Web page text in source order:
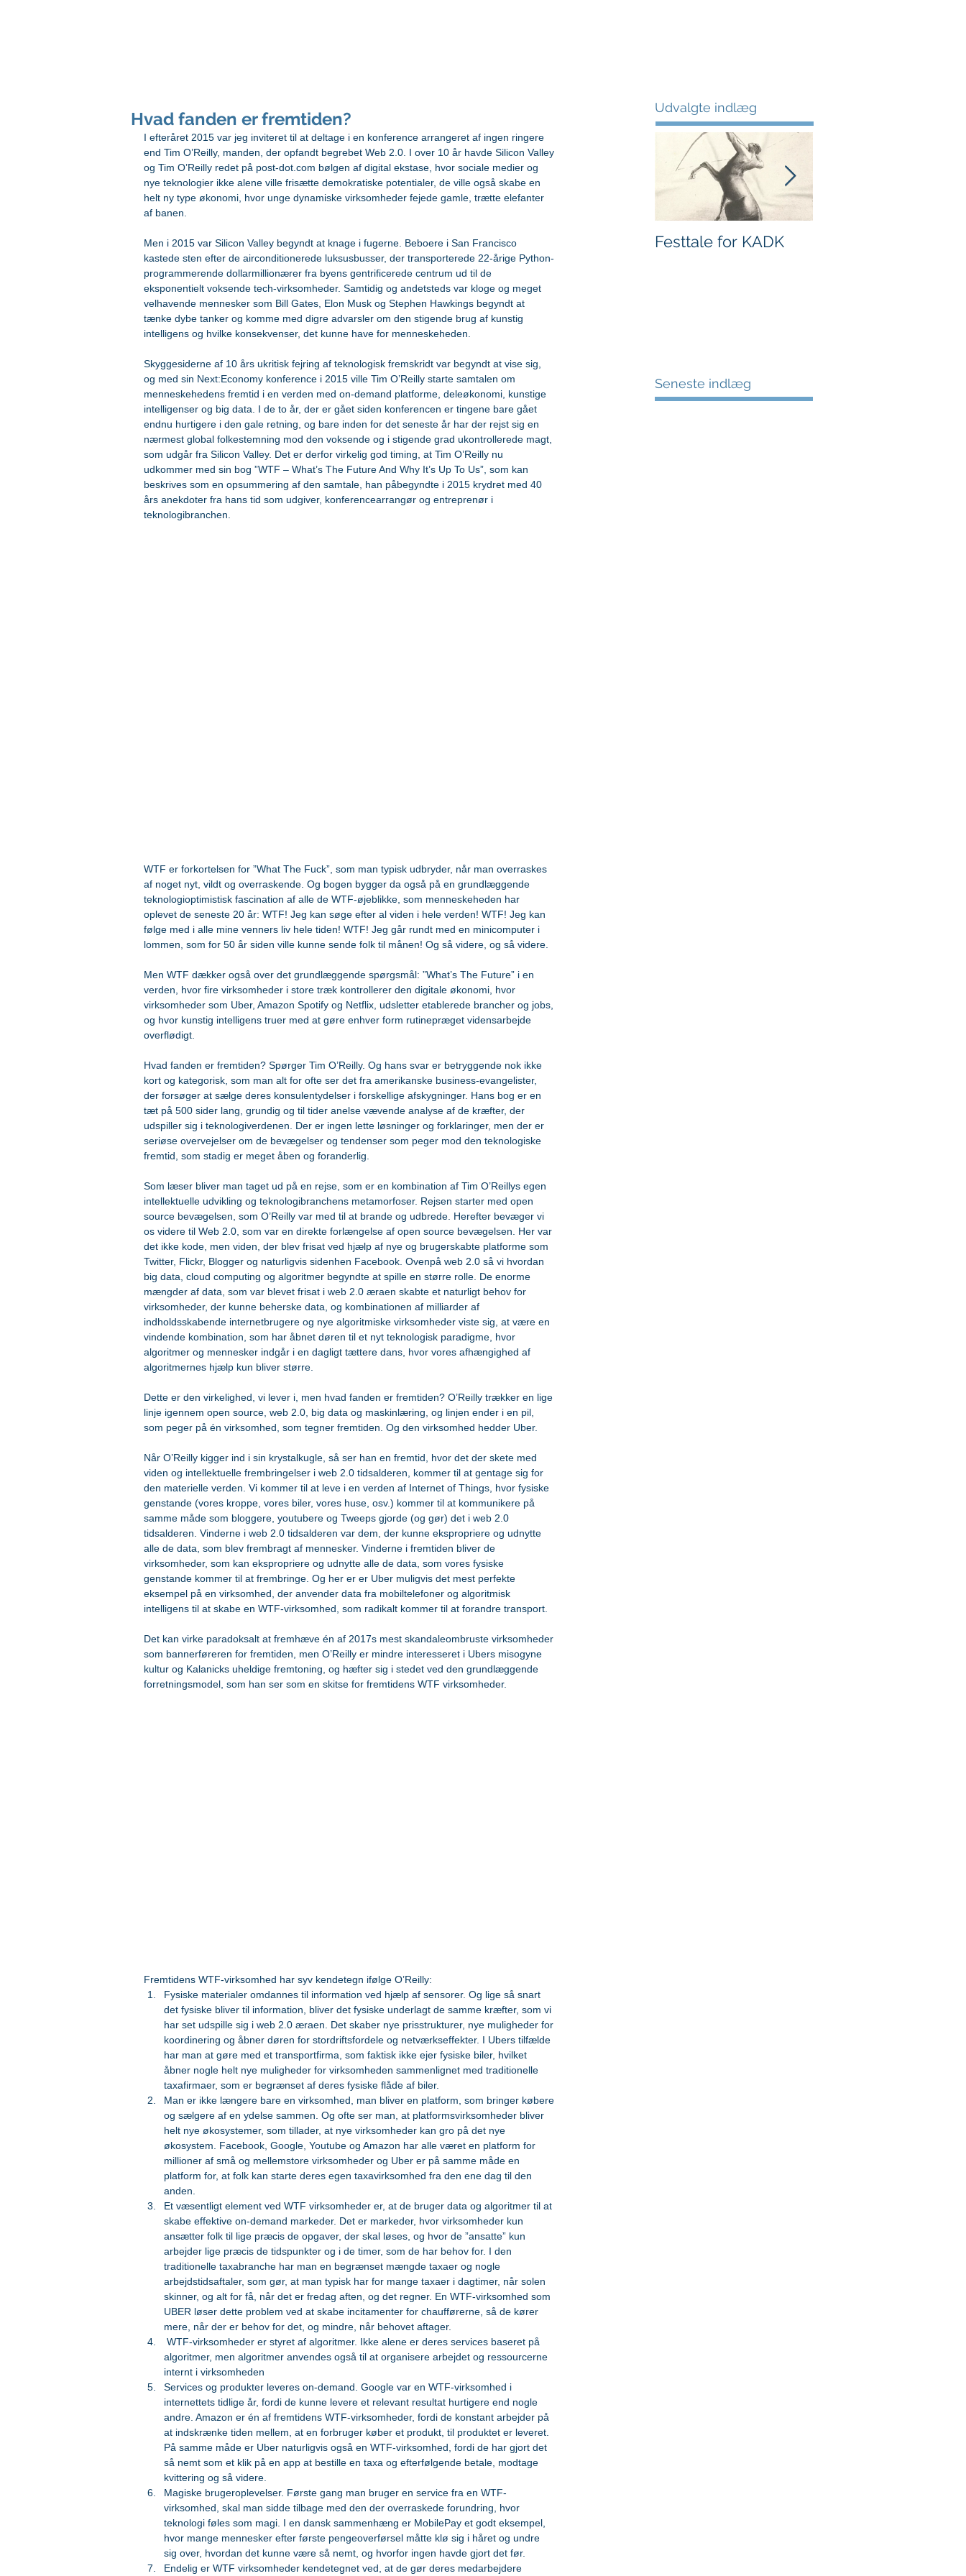
Hvad fanden er fremtiden?
I efteråret 2015 var jeg inviteret til at deltage i en konference arrangeret af ingen ringere
end Tim O’Reilly, manden, der opfandt begrebet Web 2.0. I over 10 år havde Silicon Valley
og Tim O’Reilly redet på post-dot.com bølgen af digital ekstase, hvor sociale medier og
nye teknologier ikke alene ville frisætte demokratiske potentialer, de ville også skabe en
helt ny type økonomi, hvor unge dynamiske virksomheder fejede gamle, trætte elefanter
af banen.
Men i 2015 var Silicon Valley begyndt at knage i fugerne. Beboere i San Francisco
kastede sten efter de airconditionerede luksusbusser, der transporterede 22-årige Python-
programmerende dollarmillionærer fra byens gentrificerede centrum ud til de
eksponentielt voksende tech-virksomheder. Samtidig og andetsteds var kloge og meget
velhavende mennesker som Bill Gates, Elon Musk og Stephen Hawkings begyndt at
tænke dybe tanker og komme med digre advarsler om den stigende brug af kunstig
intelligens og hvilke konsekvenser, det kunne have for menneskeheden.
Skyggesiderne af 10 års ukritisk fejring af teknologisk fremskridt var begyndt at vise sig,
og med sin Next:Economy konference i 2015 ville Tim O’Reilly starte samtalen om
menneskehedens fremtid i en verden med on-demand platforme, deleøkonomi, kunstige
intelligenser og big data. I de to år, der er gået siden konferencen er tingene bare gået
endnu hurtigere i den gale retning, og bare inden for det seneste år har der rejst sig en
nærmest global folkestemning mod den voksende og i stigende grad ukontrollerede magt,
som udgår fra Silicon Valley. Det er derfor virkelig god timing, at Tim O’Reilly nu
udkommer med sin bog ”WTF – What’s The Future And Why It’s Up To Us”, som kan
beskrives som en opsummering af den samtale, han påbegyndte i 2015 krydret med 40
års anekdoter fra hans tid som udgiver, konferencearrangør og entreprenør i
teknologibranchen.
WTF er forkortelsen for ”What The Fuck”, som man typisk udbryder, når man overraskes
af noget nyt, vildt og overraskende. Og bogen bygger da også på en grundlæggende
teknologioptimistisk fascination af alle de WTF-øjeblikke, som menneskeheden har
oplevet de seneste 20 år: WTF! Jeg kan søge efter al viden i hele verden! WTF! Jeg kan
følge med i alle mine venners liv hele tiden! WTF! Jeg går rundt med en minicomputer i
lommen, som for 50 år siden ville kunne sende folk til månen! Og så videre, og så videre.
Men WTF dækker også over det grundlæggende spørgsmål: ”What’s The Future” i en
verden, hvor fire virksomheder i store træk kontrollerer den digitale økonomi, hvor
virksomheder som Uber, Amazon Spotify og Netflix, udsletter etablerede brancher og jobs,
og hvor kunstig intelligens truer med at gøre enhver form rutinepræget vidensarbejde
overflødigt.
Hvad fanden er fremtiden? Spørger Tim O’Reilly. Og hans svar er betryggende nok ikke
kort og kategorisk, som man alt for ofte ser det fra amerikanske business-evangelister,
der forsøger at sælge deres konsulentydelser i forskellige afskygninger. Hans bog er en
tæt på 500 sider lang, grundig og til tider anelse vævende analyse af de kræfter, der
udspiller sig i teknologiverdenen. Der er ingen lette løsninger og forklaringer, men der er
seriøse overvejelser om de bevægelser og tendenser som peger mod den teknologiske
fremtid, som stadig er meget åben og foranderlig.
Som læser bliver man taget ud på en rejse, som er en kombination af Tim O’Reillys egen
intellektuelle udvikling og teknologibranchens metamorfoser. Rejsen starter med open
source bevægelsen, som O’Reilly var med til at brande og udbrede. Herefter bevæger vi
os videre til Web 2.0, som var en direkte forlængelse af open source bevægelsen. Her var
det ikke kode, men viden, der blev frisat ved hjælp af nye og brugerskabte platforme som
Twitter, Flickr, Blogger og naturligvis sidenhen Facebook. Ovenpå web 2.0 så vi hvordan
big data, cloud computing og algoritmer begyndte at spille en større rolle. De enorme
mængder af data, som var blevet frisat i web 2.0 æraen skabte et naturligt behov for
virksomheder, der kunne beherske data, og kombinationen af milliarder af
indholdsskabende internetbrugere og nye algoritmiske virksomheder viste sig, at være en
vindende kombination, som har åbnet døren til et nyt teknologisk paradigme, hvor
algoritmer og mennesker indgår i en dagligt tættere dans, hvor vores afhængighed af
algoritmernes hjælp kun bliver større.
Dette er den virkelighed, vi lever i, men hvad fanden er fremtiden? O’Reilly trækker en lige
linje igennem open source, web 2.0, big data og maskinlæring, og linjen ender i en pil,
som peger på én virksomhed, som tegner fremtiden. Og den virksomhed hedder Uber.
Når O’Reilly kigger ind i sin krystalkugle, så ser han en fremtid, hvor det der skete med
viden og intellektuelle frembringelser i web 2.0 tidsalderen, kommer til at gentage sig for
den materielle verden. Vi kommer til at leve i en verden af Internet of Things, hvor fysiske
genstande (vores kroppe, vores biler, vores huse, osv.) kommer til at kommunikere på
samme måde som bloggere, youtubere og Tweeps gjorde (og gør) det i web 2.0
tidsalderen. Vinderne i web 2.0 tidsalderen var dem, der kunne ekspropriere og udnytte
alle de data, som blev frembragt af mennesker. Vinderne i fremtiden bliver de
virksomheder, som kan ekspropriere og udnytte alle de data, som vores fysiske
genstande kommer til at frembringe. Og her er er Uber muligvis det mest perfekte
eksempel på en virksomhed, der anvender data fra mobiltelefoner og algoritmisk
intelligens til at skabe en WTF-virksomhed, som radikalt kommer til at forandre transport.
Det kan virke paradoksalt at fremhæve én af 2017s mest skandaleombruste virksomheder
som bannerføreren for fremtiden, men O’Reilly er mindre interesseret i Ubers misogyne
kultur og Kalanicks uheldige fremtoning, og hæfter sig i stedet ved den grundlæggende
forretningsmodel, som han ser som en skitse for fremtidens WTF virksomheder.
Fremtidens WTF-virksomhed har syv kendetegn ifølge O’Reilly:
Fysiske materialer omdannes til information ved hjælp af sensorer. Og lige så snart
det fysiske bliver til information, bliver det fysiske underlagt de samme kræfter, som vi
har set udspille sig i web 2.0 æraen. Det skaber nye prisstrukturer, nye muligheder for
koordinering og åbner døren for stordriftsfordele og netværkseffekter. I Ubers tilfælde
har man at gøre med et transportfirma, som faktisk ikke ejer fysiske biler, hvilket
åbner nogle helt nye muligheder for virksomheden sammenlignet med traditionelle
taxafirmaer, som er begrænset af deres fysiske flåde af biler.
Man er ikke længere bare en virksomhed, man bliver en platform, som bringer købere
og sælgere af en ydelse sammen. Og ofte ser man, at platformsvirksomheder bliver
helt nye økosystemer, som tillader, at nye virksomheder kan gro på det nye
økosystem. Facebook, Google, Youtube og Amazon har alle været en platform for
millioner af små og mellemstore virksomheder og Uber er på samme måde en
platform for, at folk kan starte deres egen taxavirksomhed fra den ene dag til den
anden.
Et væsentligt element ved WTF virksomheder er, at de bruger data og algoritmer til at
skabe effektive on-demand markeder. Det er markeder, hvor virksomheder kun
ansætter folk til lige præcis de opgaver, der skal løses, og hvor de ”ansatte” kun
arbejder lige præcis de tidspunkter og i de timer, som de har behov for. I den
traditionelle taxabranche har man en begrænset mængde taxaer og nogle
arbejdstidsaftaler, som gør, at man typisk har for mange taxaer i dagtimer, når solen
skinner, og alt for få, når det er fredag aften, og det regner. En WTF-virksomhed som
UBER løser dette problem ved at skabe incitamenter for chaufførerne, så de kører
mere, når der er behov for det, og mindre, når behovet aftager.
algoritmer, men algoritmer anvendes også til at organisere arbejdet og ressourcerne
internt i virksomheden
Services og produkter leveres on-demand. Google var en WTF-virksomhed i
internettets tidlige år, fordi de kunne levere et relevant resultat hurtigere end nogle
andre. Amazon er én af fremtidens WTF-virksomheder, fordi de konstant arbejder på
at indskrænke tiden mellem, at en forbruger køber et produkt, til produktet er leveret.
På samme måde er Uber naturligvis også en WTF-virksomhed, fordi de har gjort det
så nemt som et klik på en app at bestille en taxa og efterfølgende betale, modtage
kvittering og så videre.
Magiske brugeroplevelser. Første gang man bruger en service fra en WTF-
virksomhed, skal man sidde tilbage med den der overraskede forundring, hvor
teknologi føles som magi. I en dansk sammenhæng er MobilePay et godt eksempel,
hvor mange mennesker efter første pengeoverførsel måtte klø sig i håret og undre
sig over, hvordan det kunne være så nemt, og hvorfor ingen havde gjort det før.
Endelig er WTF virksomheder kendetegnet ved, at de gør deres medarbejdere
Udvalgte indlæg
Festtale for KADK
Seneste indlæg